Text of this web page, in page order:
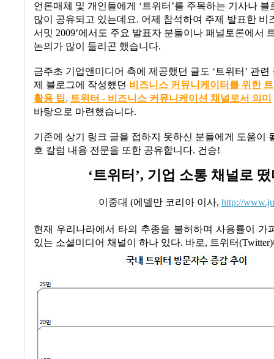
언론매체 및 개인들에게 ‘트위터 ’를 주목하는 기사나 블
많이 공유되고 있는데요. 어제 참석하여 주제 발표한 비
서밋 2009’에서도 주요 발표자 분들이나 패널토론에서
논의가 많이 들리곤 했습니다.
금주초 기업앤미디어 측에 제공했던 글도 ‘트위터 ’ 관련
제 블로그에 작성했던 비즈니스 커뮤니케이터를 위한
활용 팁, 트위터 - 비즈니스 커뮤니케이션 채널로서 의미
바탕으로 마련했습니다.
기존에 상기 링크 글을 접하지 못하신 분들에게 도움이
호 칼럼 내용 전문을 또한 공유합니다. 건승!
‘트위터 ’, 기업 소통 채널로 떴
이중대 (에델만 코리아 이사, http://
현재 우리나라에서 타의 추종을 불허하며 사용률이 가
있는 소셜미디어 채널이 하나 있다. 바로, 트위터(Twitter)